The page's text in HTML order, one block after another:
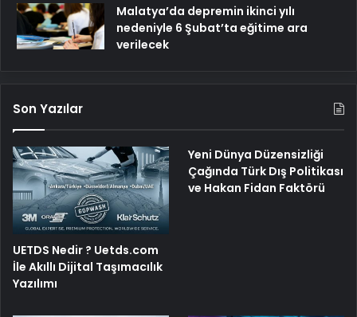
Malatya’da depremin ikinci yılı
nedeniyle 6 Şubat’ta eğitime ara
verilecek
Son Yazılar
UETDS Nedir ? Uetds.com
İle Akıllı Dijital Taşımacılık
Yazılımı
Yeni Dünya Düzensizliği
Çağında Türk Dış Politikası
ve Hakan Fidan Faktörü